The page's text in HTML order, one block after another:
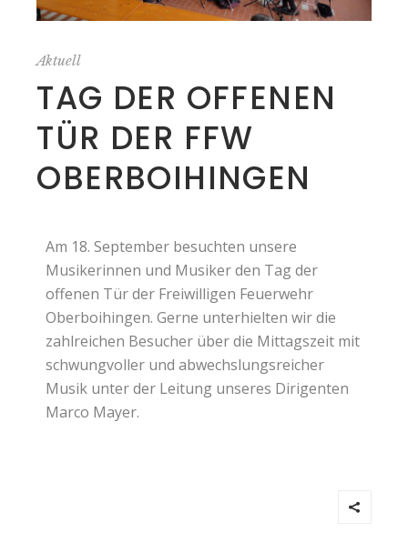
Aktuell
TAG DER OFFENEN
TÜR DER FFW
OBERBOIHINGEN
Am 18. September besuchten unsere
Musikerinnen und Musiker den Tag der
offenen Tür der Freiwilligen Feuerwehr
Oberboihingen. Gerne unterhielten wir die
zahlreichen Besucher über die Mittagszeit mit
schwungvoller und abwechslungsreicher
Musik unter der Leitung unseres Dirigenten
Marco Mayer.